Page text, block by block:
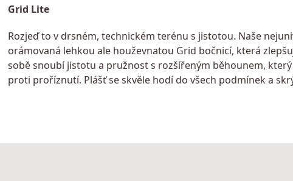
Grid Lite
Rozjeď to v drsném, technickém terénu s jistotou. Naše
orámovaná lehkou ale houževnatou Grid bočnicí, která
sobě snoubí jistotu a pružnost s rozšířeným běhounem,
proti proříznutí. Plášť se skvěle hodí do všech podmínek a